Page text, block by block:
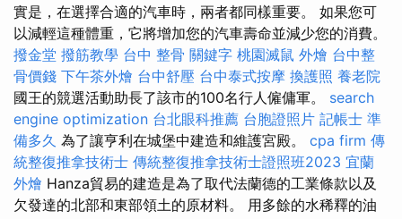
實是，在選擇合適的汽車時，兩者都同樣重要。 如果您可
以減輕這種體重，它將增加您的汽車壽命並減少您的消費。
撥金堂 撥筋教學 台中 整骨 關鍵字 桃園滅鼠 外燴 台中整
骨價錢 下午茶外燴 台中舒壓 台中泰式按摩 換護照 養老院
國王的競選活動助長了該市的100名行人僱傭軍。 search
engine optimization 台北眼科推薦 台胞證照片 記帳士 準
備多久 為了讓亨利在城堡中建造和維護宮殿。 cpa firm 傳
統整復推拿技術士 傳統整復推拿技術士證照班2023 宜蘭
外燴 Hanza貿易的建造是為了取代法蘭德的工業條款以及
欠發達的北部和東部領土的原材料。 用多餘的水稀釋的油